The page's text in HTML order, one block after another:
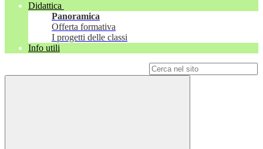
Didattica
Panoramica
Offerta formativa
I progetti delle classi
Info utili